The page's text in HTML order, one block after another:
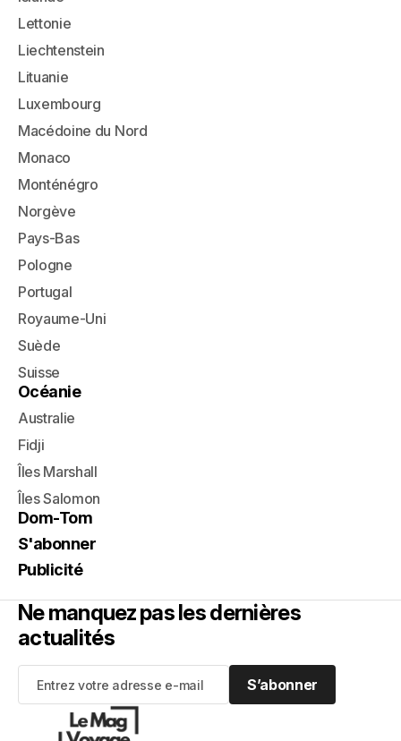
Lettonie
Liechtenstein
Lituanie
Luxembourg
Macédoine du Nord
Monaco
Monténégro
Norgève
Pays-Bas
Pologne
Portugal
Royaume-Uni
Suède
Suisse
Océanie
Australie
Fidji
Îles Marshall
Îles Salomon
Dom-Tom
S'abonner
Publicité
Ne manquez pas les dernières
actualités
S’abonner
S’abonner